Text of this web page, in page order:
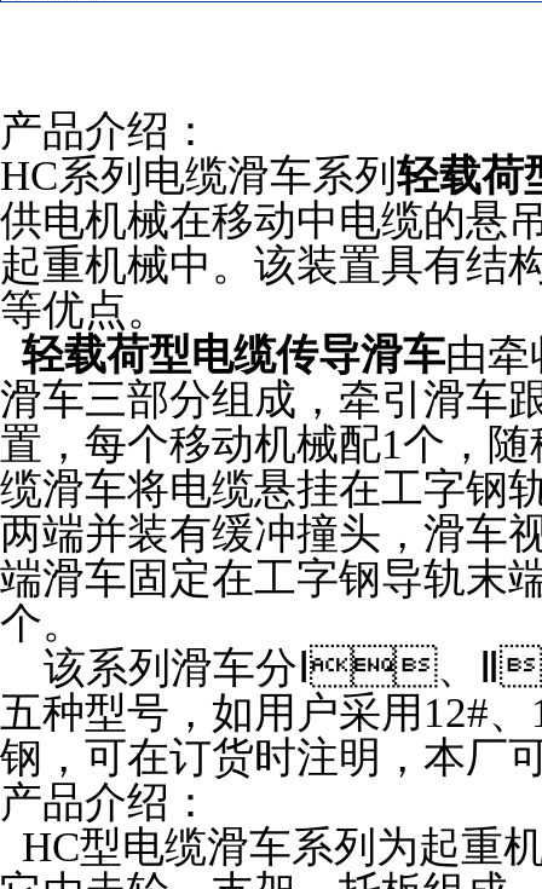
产品介绍：
HC系列电缆滑车系列 轻载荷
供电机械在移动中电缆的悬
起重机械中。该装置具有结
等优点。
轻载荷型电缆传导滑车由牵
滑车三部分组成，牵引滑
置，每个移动机械配1个
缆滑车将电缆悬挂在工字钢轨
两端并装有缓冲撞头，滑车
端滑车固定在工字钢导轨末端
个。
该系列滑车分Ⅰ
五种型号，如用户采用12#
钢，可在订货时注明，本
产品介绍：
HC型电缆滑车系列为起重机